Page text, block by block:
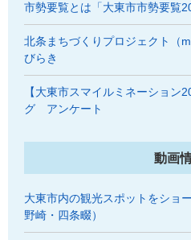
市勢要覧とは「大東市市勢要覧
北条まちづくりプロジェクト（
びらき
【大東市スマイルミネーション
グ アンケート
動画
大東市内の観光スポットをショ
野崎・四条畷）